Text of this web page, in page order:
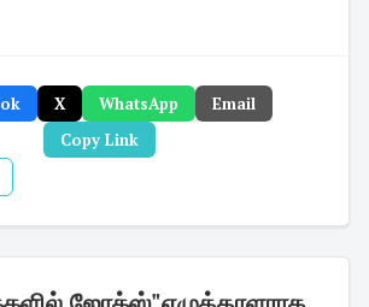
X WhatsApp
Email
Copy Link